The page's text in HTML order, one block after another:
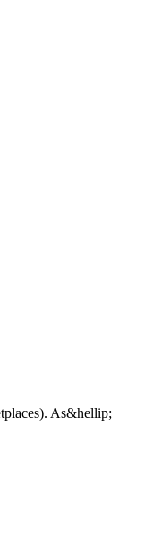
As&hellip;